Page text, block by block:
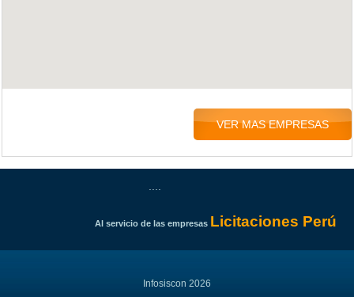
VER MAS EMPRESAS
Al servicio de las empresas Licitaciones Perú
Infosiscon 2026